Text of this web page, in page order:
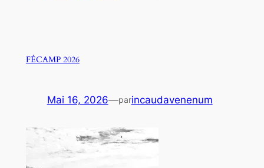
FÉCAMP 2026
Mai 16, 2026—parincaudavenenum